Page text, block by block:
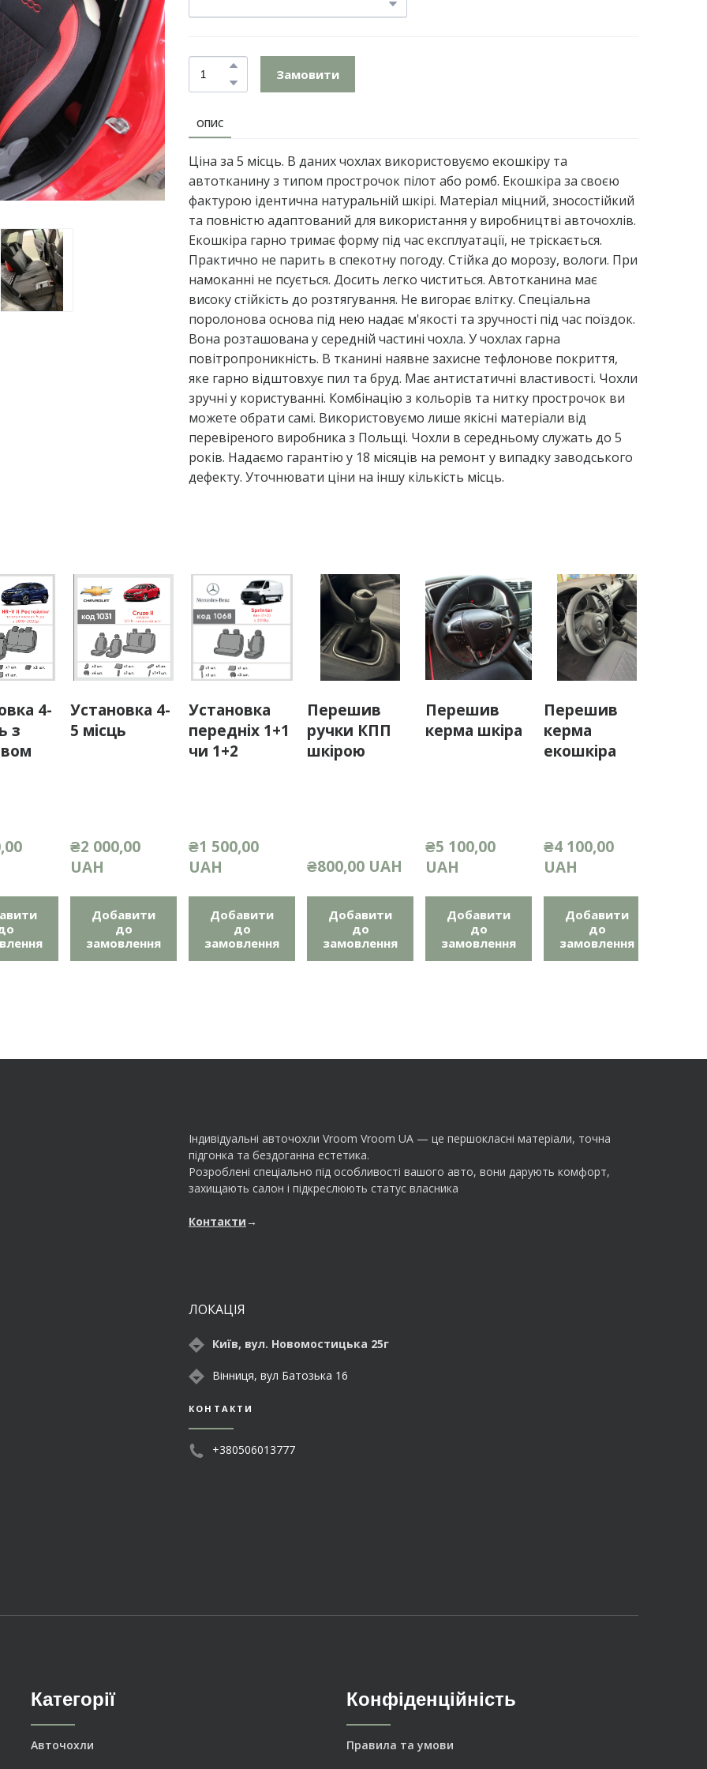
Замовити
ОПИС
Ціна за 5 місць. В даних чохлах використовуємо екошкіру та
автотканину з типом прострочок пілот або ромб. Екошкіра за своєю
фактурою ідентична натуральній шкірі. Матеріал міцний, зносостійкий
та повністю адаптований для використання у виробництві авточохлів.
Екошкіра гарно тримає форму під час експлуатації, не тріскається.
Практично не парить в спекотну погоду. Стійка до морозу, вологи. При
намоканні не псується. Досить легко чиститься. Автотканина має
високу стійкість до розтягування. Не вигорає влітку. Спеціальна
поролонова основа під нею надає м'якості та зручності під час поїздок.
Вона розташована у середній частині чохла. У чохлах гарна
повітропроникність. В тканині наявне захисне тефлонове покриття,
яке гарно відштовхує пил та бруд. Має антистатичні властивості. Чохли
зручні у користуванні. Комбінацію з кольорів та нитку прострочок ви
можете обрати самі. Використовуємо лише якісні матеріали від
перевіреного виробника з Польщі. Чохли в середньому служать до 5
років. Надаємо гарантію у 18 місяців на ремонт у випадку заводського
дефекту. Уточнювати ціни на іншу кількість місць.
4-
з
Установка 4-
5 місць
₴2 000,00
UAH
Добавити
до
замовлення
Установка
передніх 1+1
чи 1+2
₴1 500,00
UAH
Добавити
до
замовлення
Перешив
ручки КПП
шкірою
₴800,00 UAH
Добавити
до
замовлення
Перешив
керма шкіра
₴5 100,00
UAH
Добавити
до
замовлення
Перешив
керма
екошкіра
₴4 100,00
UAH
Добавити
до
замовлення
Індивідуальні авточохли Vroom Vroom UA — це першокласні матеріали, точна
підгонка та бездоганна естетика.
Розроблені спеціально під особливості вашого авто, вони дарують комфорт,
захищають салон і підкреслюють статус власника
Контакти→
ЛОКАЦІЯ
Київ, вул. Новомостицька 25г
Вінниця, вул Батозька 16
КОНТАКТИ
+380506013777
Категорії
Авточохли
Конфіденційність
Правила та умови